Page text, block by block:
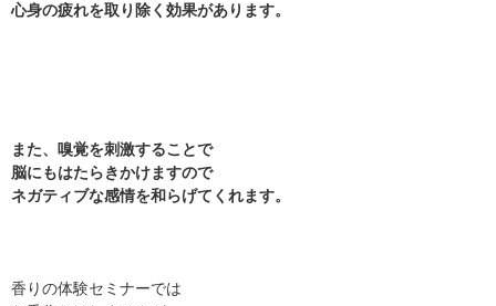
心身の疲れを取り除く効果があります。
また、嗅覚を刺激することで
脳にもはたらきかけますので
ネガティブな感情を和らげてくれます。
香りの体験セミナーでは